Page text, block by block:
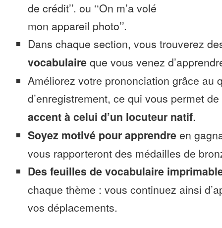
de crédit’’. ou ‘‘On m’a volé
mon appareil photo’’.
Dans chaque section, vous trouverez
vocabulaire que vous venez
Améliorez votre prononciation grâce au
d’enregistrement, ce qui vous permet de
accent à celui d’un locuteur natif.
Soyez motivé pour apprendre en
vous rapporteront des médailles de
Des feuilles de vocabulaire
chaque thème : vous continuez ainsi
vos déplacements.